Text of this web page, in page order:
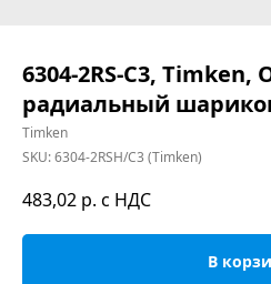
6304-2RS-C3,
радиальный
Timken
SKU:6304-2RSH/C3 (Timken)
483,02 р. с НДС
В